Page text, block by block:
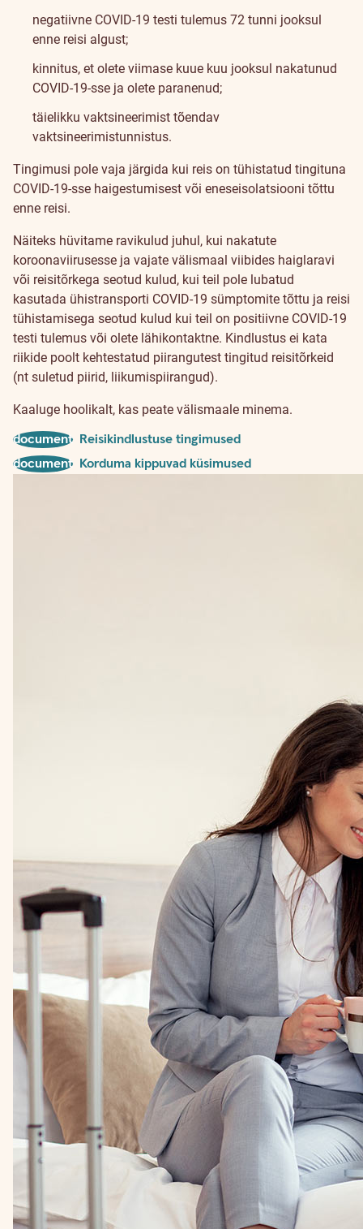
negatiivne COVID-19 testi tulemus 72 tunni jooksul
enne reisi algust;
kinnitus, et olete viimase kuue kuu jooksul nakatunud
COVID-19-sse ja olete paranenud;
täielikku vaktsineerimist tõendav
vaktsineerimistunnistus.
Tingimusi pole vaja järgida kui reis on tühistatud tingituna
COVID-19-sse haigestumisest või eneseisolatsiooni tõttu
enne reisi.
Näiteks hüvitame ravikulud juhul, kui nakatute
koroonaviirusesse ja vajate välismaal viibides haiglaravi
või reisitõrkega seotud kulud, kui teil pole lubatud
kasutada ühistransporti COVID-19 sümptomite tõttu ja reisi
tühistamisega seotud kulud kui teil on positiivne COVID-19
testi tulemus või olete lähikontaktne. Kindlustus ei kata
riikide poolt kehtestatud piirangutest tingitud reisitõrkeid
(nt suletud piirid, liikumispiirangud).
Kaaluge hoolikalt, kas peate välismaale minema.
document Reisikindlustuse tingimused
document Korduma kippuvad küsimused